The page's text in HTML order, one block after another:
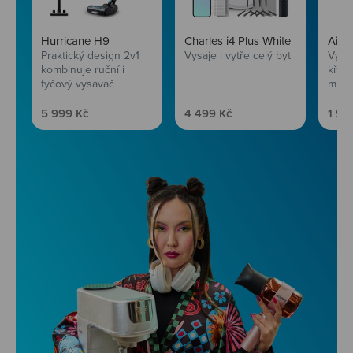
Hurricane H9
Praktický design 2v1
kombinuje ruční i
tyčový vysavač
Prodejní cena
5 999 Kč
Charles i4 Plus White
Vysaje i vytře celý byt
Prodejní cena
4 499 Kč 1